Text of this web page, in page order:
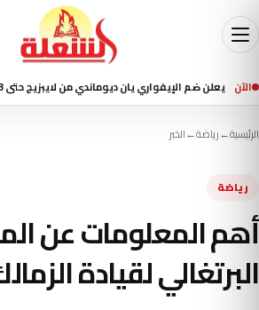
الآن
ضم الإيفواري يان ديوماندي من لايبزيج حتى 2033
الرئيسية←رياضة←الخبر
رياضة
أهم المعلومات عن
البرتغالي لقيادة